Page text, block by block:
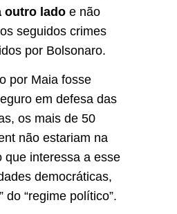
outro lado e não
seguidos crimes
por Bolsonaro.
por Maia fosse
em defesa das
os mais de 50
não estariam na
que interessa a esse
democráticas,
do “regime político”.